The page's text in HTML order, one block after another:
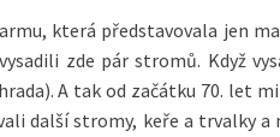
která představovala jen
zde pár stromů. Když
A tak od začátku 70. let
další stromy, keře a trvalky a